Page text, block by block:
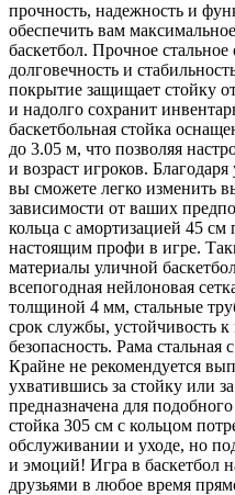
прочность, надежность и
обеспечить вам
баскетбол. Прочное
долговечность и
покрытие защищает стойку
и надолго сохранит
баскетбольная стойка
до 3.05 м, что позволяя
и возраст игроков.
вы сможете легко изменить
зависимости от ваших
кольца с амортизацией 45 см
настоящим профи в игре.
материалы уличной
всепогодная нейлоновая
толщиной 4 мм, стальные
срок службы, устойчивость
безопасность. Рама стальная
Крайне не рекомендуется
ухватившись за стойку или
предназначена для
стойка 305 см с кольцом
обслуживании и уходе, но
и эмоций! Игра в баскетбол
друзьями в любое время